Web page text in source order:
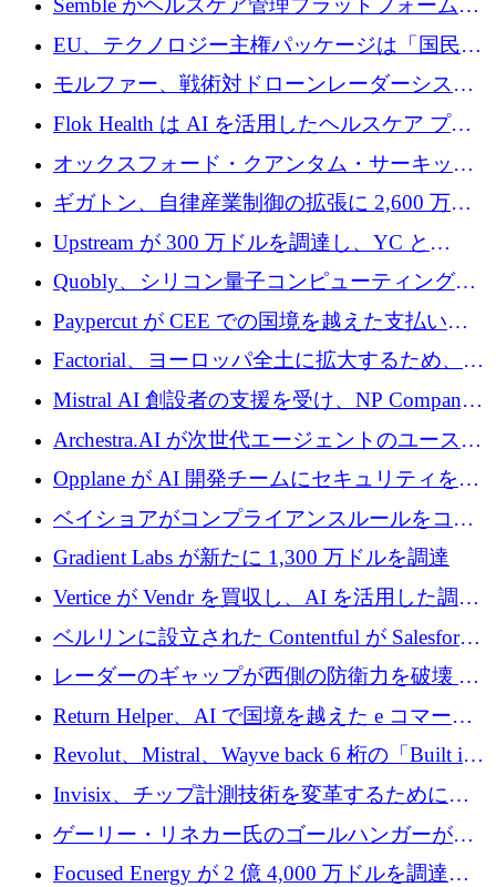
Semble がヘルスケア管理プラットフォームを
拡大するためにシリーズ C で 3,000 万ポンド
を調達
EU、テクノロジー主権パッケージは「国民の
保護」に関するものだと発言
モルファー、戦術対ドローンレーダーシステ
ムを最前線に近づけるために150万ユーロを調
Flok Health は AI を活用したヘルスケア プラ
ットフォームの成長に 1,250 万ドルを投資
オックスフォード・クアンタム・サーキット
が「成人向け」2億6,000万ポンドの資金調達
ラウンドを獲得
ギガトン、自律産業制御の拡張に 2,600 万ド
ルを調達
Upstream が 300 万ドルを調達し、YC と
Xavier Niel が支援する共同 AI 受信箱を立ち上
げる
Quobly、シリコン量子コンピューティングの
商用化のためにシリーズ A で 1 億 1,500 万ユ
ーロを調達
Paypercut が CEE での国境を越えた支払いを
拡大するために 500 万ユーロを確保
Factorial、ヨーロッパ全土に拡大するため、25
億ドルの評価額で1億5,000万ドルのシリーズD
Mistral AI 創設者の支援を受け、NP Company
がエンジニアリング向け AI を推進するために
600 万ユーロのプレシードを確保
Archestra.AI が次世代エージェントのユースケ
ースを実現するために 1,000 万ドルを調達
Opplane が AI 開発チームにセキュリティをも
たらすために 450 万ユーロを調達
ベイショアがコンプライアンスルールをコー
ド化するために800万ドルを調達
Gradient Labs が新たに 1,300 万ドルを調達
Vertice が Vendr を買収し、AI を活用した調達
インテリジェンス プラットフォームを構築
ベルリンに設立された Contentful が Salesforce
に買収される
レーダーのギャップが西側の防衛力を破壊 —
そしてベルリンのチップスタートアップがそ
れを埋める
Return Helper、AI で国境を越えた e コマース
の返品を利益に変えるシリーズ A で 400 万ド
ルを調達
Revolut、Mistral、Wayve back 6 桁の「Built in
Europe」キャンペーン
Invisix、チップ計測技術を変革するために
2,000 万ユーロのシードラウンドを完了
ゲーリー・リネカー氏のゴールハンガーがVC
事業を開始
Focused Energy が 2 億 4,000 万ドルを調達、